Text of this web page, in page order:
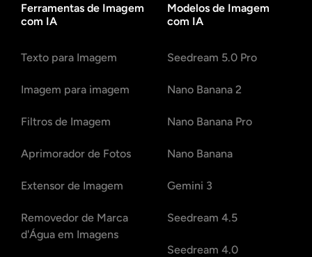
Ferramentas de Imagem
com IA
Texto para Imagem
Imagem para imagem
Filtros de Imagem
Aprimorador de Fotos
Extensor de Imagem
Removedor de Marca
d'Água em Imagens
Modelos de Imagem
com IA
Seedream 5.0 Pro
Nano Banana 2
Nano Banana Pro
Nano Banana
Gemini 3
Seedream 4.5
Seedream 4.0